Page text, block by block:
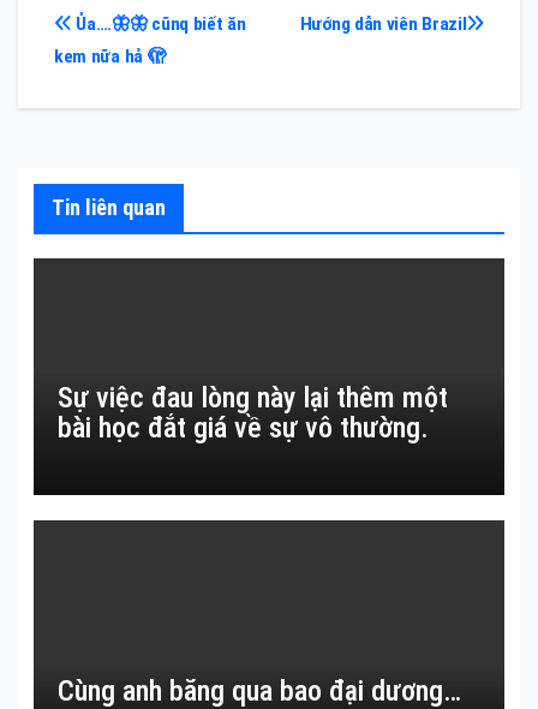
Điều
viết
Hướng dẫn viên Brazil
Ủa….🦋🦋 cũnq biết ăn
kem nữa hả 🫣
Tin liên quan
Sự việc đau lòng này lại thêm một
bài học đắt giá về sự vô thường.
Cùng anh băng qua bao đại dương…